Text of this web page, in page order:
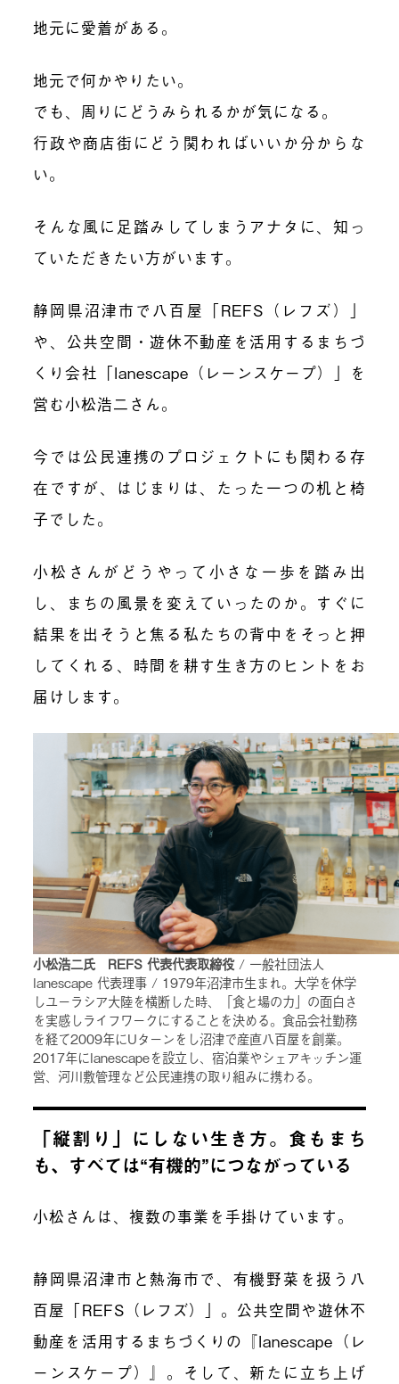
地元に愛着がある。
地元で何かやりたい。
でも、周りにどうみられるかが気になる。
行政や商店街にどう関わればいいか分からな
い。
そんな風に足踏みしてしまうアナタに、知っ
ていただきたい方がいます。
静岡県沼津市で八百屋「REFS（レフズ）」
や、公共空間・遊休不動産を活用するまちづ
くり会社「lanescape（レーンスケープ）」を
営む小松浩二さん。
今では公民連携のプロジェクトにも関わる存
在ですが、はじまりは、たった一つの机と椅
子でした。
小松さんがどうやって小さな一歩を踏み出
し、まちの風景を変えていったのか。すぐに
結果を出そうと焦る私たちの背中をそっと押
してくれる、時間を耕す生き方のヒントをお
届けします。
小松浩二氏 REFS 代表代表取締役/ 一般社団法人
lanescape 代表理事 / 1979年沼津市生まれ。大学を休学
しユーラシア大陸を横断した時、「食と場の力」の面白さ
を実感しライフワークにすることを決める。食品会社勤務
を経て2009年にUターンをし沼津で産直八百屋を創業。
2017年にlanescapeを設立し、宿泊業やシェアキッチン運
営、河川敷管理など公民連携の取り組みに携わる。
「縦割り」にしない生き方。食もまち
も、すべては“有機的”につながっている
小松さんは、複数の事業を手掛けています。
静岡県沼津市と熱海市で、有機野菜を扱う八
百屋「REFS（レフズ）」。公共空間や遊休不
動産を活用するまちづくりの『lanescape（レ
ーンスケープ）』。そして、新たに立ち上げ